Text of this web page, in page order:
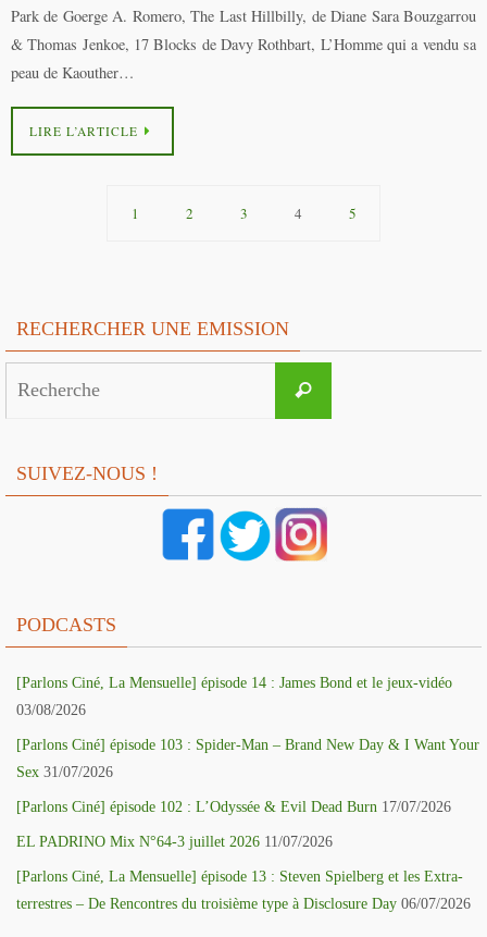
Park de Goerge A. Romero, The Last Hillbilly, de Diane Sara Bouzgarrou
& Thomas Jenkoe, 17 Blocks de Davy Rothbart, L’Homme qui a vendu sa
peau de Kaouther…
LIRE L’ARTICLE
1 2 3 4 5
RECHERCHER UNE EMISSION
Recherche
SUIVEZ-NOUS !
PODCASTS
[Parlons Ciné, La Mensuelle] épisode 14 : James Bond et le jeux-vidéo
03/08/2026
[Parlons Ciné] épisode 103 : Spider-Man – Brand New Day & I Want Your
Sex 31/07/2026
[Parlons Ciné] épisode 102 : L’Odyssée & Evil Dead Burn 17/07/2026
EL PADRINO Mix N°64-3 juillet 2026 11/07/2026
[Parlons Ciné, La Mensuelle] épisode 13 : Steven Spielberg et les Extra-
terrestres – De Rencontres du troisième type à Disclosure Day 06/07/2026